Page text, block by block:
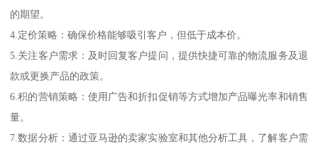
的期望。
4.定价策略：确保价格能够吸引客户，但低于成本价。
5.关注客户需求：及时回复客户提问，提供快捷可靠的物流服务及退
款或更换产品的政策。
6.积的营销策略：使用广告和折扣促销等方式增加产品曝光率和销售
量。
7.数据分析：通过亚马逊的卖家实验室和其他分析工具，了解客户需